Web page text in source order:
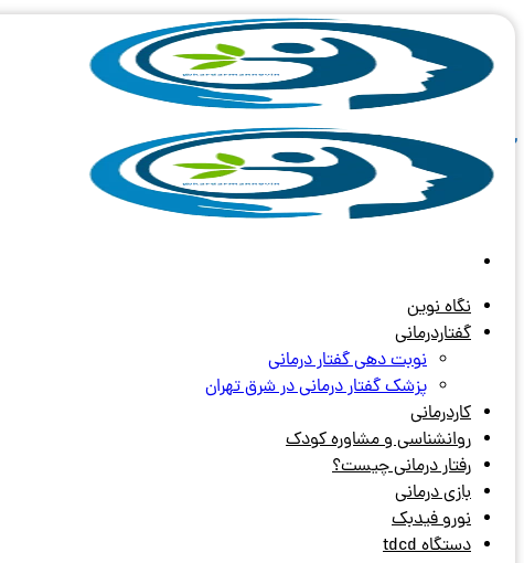
Skip
content
نگاه نوین
گفتاردرمانی
نوبت دهی گفتار درمانی
پزشک گفتار درمانی در شرق تهران
کاردرمانی
روانشناسی و مشاوره کودک
رفتار درمانی چیست؟
بازی درمانی
نورو فیدبک
دستگاه tdcd
آرشیو برچسب های:انتشار گوش صوتی